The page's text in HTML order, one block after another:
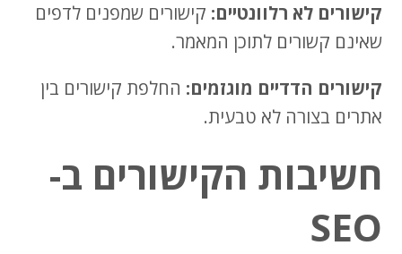
קישורים לא רלוונטיים: קישורים שמפנים לדפים
שאינם קשורים לתוכן המאמר.
קישורים הדדיים מוגזמים: החלפת קישורים בין
אתרים בצורה לא טבעית.
חשיבות הקישורים ב-
SEO